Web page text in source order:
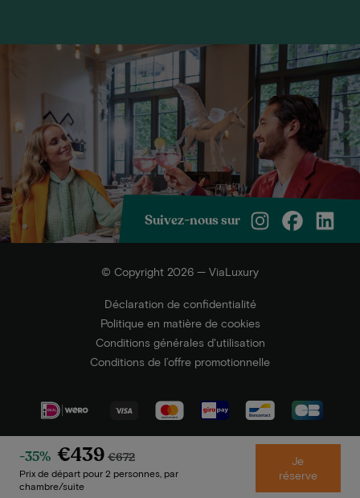
-35% €439 €672
Prix de départ pour 2 personnes, par
chambre/suite
Je
réserve
Suivez-nous sur
© Copyright 2026 — ViaLuxury
Déclaration de confidentialité
Politique en matière de cookies
Conditions générales d'utilisation
Conditions de l’offre promotionnelle